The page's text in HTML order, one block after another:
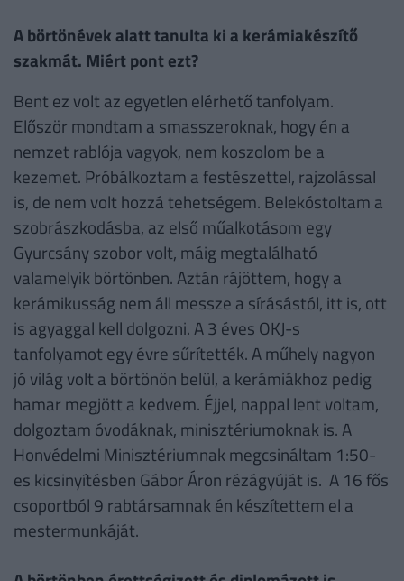
A börtönévek alatt tanulta ki a kerámiakészítő
szakmát. Miért pont ezt?
Bent ez volt az egyetlen elérhető tanfolyam.
Először mondtam a smasszeroknak, hogy én a
nemzet rablója vagyok, nem koszolom be a
kezemet. Próbálkoztam a festészettel, rajzolással
is, de nem volt hozzá tehetségem. Belekóstoltam a
szobrászkodásba, az első műalkotásom egy
Gyurcsány szobor volt, máig megtalálható
valamelyik börtönben. Aztán rájöttem, hogy a
kerámikusság nem áll messze a sírásástól, itt is, ott
is agyaggal kell dolgozni. A 3 éves OKJ-s
tanfolyamot egy évre sűrítették. A műhely nagyon
jó világ volt a börtönön belül, a kerámiákhoz pedig
hamar megjött a kedvem. Éjjel, nappal lent voltam,
dolgoztam óvodáknak, minisztériumoknak is. A
Honvédelmi Minisztériumnak megcsináltam 1:50-
es kicsinyítésben Gábor Áron rézágyúját is. A 16 fős
csoportból 9 rabtársamnak én készítettem el a
mestermunkáját.